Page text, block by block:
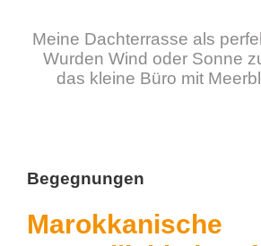
Meine Dachterrasse als
Wurden Wind oder Sonne
das kleine Büro mit
Begegnungen
Marokkanische